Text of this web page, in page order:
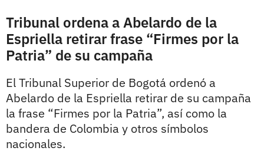
Tribunal ordena a Abelardo de la
Espriella retirar frase “Firmes por la
Patria” de su campaña
El Tribunal Superior de Bogotá ordenó a
Abelardo de la Espriella retirar de su campaña
la frase “Firmes por la Patria”, así como la
bandera de Colombia y otros símbolos
nacionales.